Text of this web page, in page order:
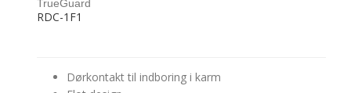
TrueGuard
RDC-1F1
Dørkontakt til indboring i karm